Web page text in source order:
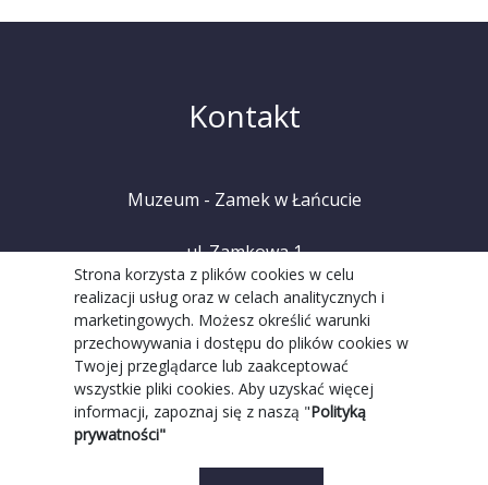
Strona korzysta z plików cookies w celu
realizacji usług oraz w celach analitycznych i
marketingowych. Możesz określić warunki
przechowywania i dostępu do plików cookies w
Twojej przeglądarce lub zaakceptować
wszystkie pliki cookies. Aby uzyskać więcej
informacji, zapoznaj się z naszą "Polityką
prywatności"
Kontakt
Muzeum - Zamek w Łańcucie
ul. Zamkowa 1
37-100 Łańcut
tel. +48 (17) 225 20 08